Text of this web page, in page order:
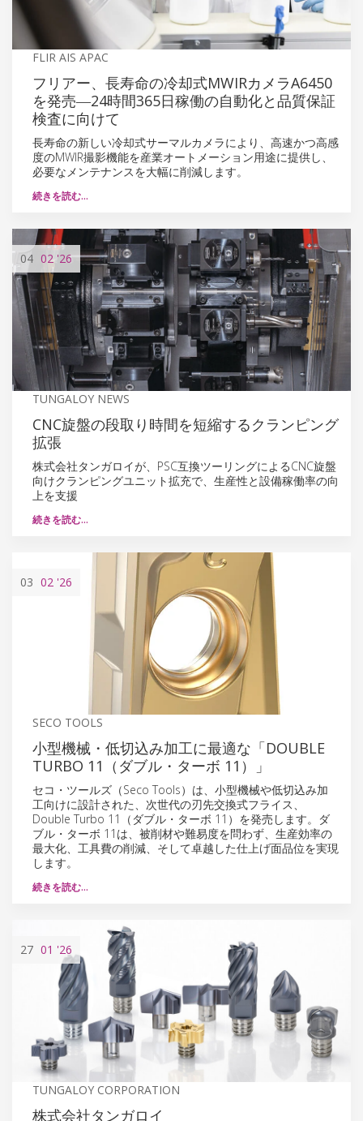
FLIR AIS APAC
フリアー、長寿命の冷却式MWIRカメラA6450
を発売―24時間365日稼働の自動化と品質保証
検査に向けて
長寿命の新しい冷却式サーマルカメラにより、高速かつ高感
度のMWIR撮影機能を産業オートメーション用途に提供し、
必要なメンテナンスを大幅に削減します。
続きを読む…
04 02 '26
TUNGALOY NEWS
CNC旋盤の段取り時間を短縮するクランピング
拡張
株式会社タンガロイが、PSC互換ツーリングによるCNC旋盤
向けクランピングユニット拡充で、生産性と設備稼働率の向
上を支援
続きを読む…
03 02 '26
SECO TOOLS
小型機械・低切込み加工に最適な「DOUBLE
TURBO 11（ダブル・ターボ 11）」
セコ・ツールズ（Seco Tools）は、小型機械や低切込み加
工向けに設計された、次世代の刃先交換式フライス、
Double Turbo 11（ダブル・ターボ 11）を発売します。ダ
ブル・ターボ 11は、被削材や難易度を問わず、生産効率の
最大化、工具費の削減、そして卓越した仕上げ面品位を実現
します。
続きを読む…
27 01 '26
TUNGALOY CORPORATION
株式会社タンガロイ